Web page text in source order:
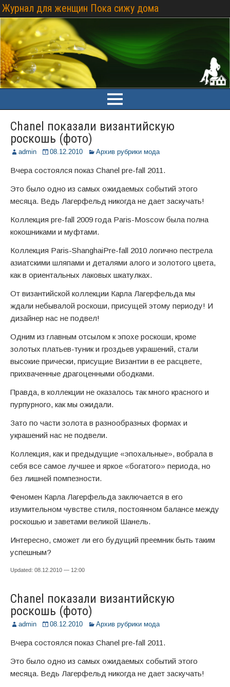
Журнал для женщин Пока сижу дома
Chanel показали византийскую
роскошь (фото)
admin 08.12.2010 Архив рубрики мода
Вчера состоялся показ Chanel pre-fall 2011.
Это было одно из самых ожидаемых событий этого
месяца. Ведь Лагерфельд никогда не дает заскучать!
Коллекция pre-fall 2009 года Paris-Moscow была полна
кокошниками и муфтами.
Коллекция Paris-ShanghaiPre-fall 2010 логично пестрела
азиатскими шляпами и деталями алого и золотого цвета,
как в ориентальных лаковых шкатулках.
От византийской коллекции Карла Лагерфельда мы
ждали небывалой роскоши, присущей этому периоду! И
дизайнер нас не подвел!
Одним из главным отсылом к эпохе роскоши, кроме
золотых платьев-туник и гроздьев украшений, стали
высокие прически, присущие Византии в ее расцвете,
прихваченные драгоценными ободками.
Правда, в коллекции не оказалось так много красного и
пурпурного, как мы ожидали.
Зато по части золота в разнообразных формах и
украшений нас не подвели.
Коллекция, как и предыдущие «эпохальные», вобрала в
себя все самое лучшее и яркое «богатого» периода, но
без лишней помпезности.
Феномен Карла Лагерфельда заключается в его
изумительном чувстве стиля, постоянном балансе между
роскошью и заветами великой Шанель.
Интересно, сможет ли его будущий преемник быть таким
успешным?
Updated: 08.12.2010 — 12:00
Chanel показали византийскую
роскошь (фото)
admin 08.12.2010 Архив рубрики мода
Вчера состоялся показ Chanel pre-fall 2011.
Это было одно из самых ожидаемых событий этого
месяца. Ведь Лагерфельд никогда не дает заскучать!